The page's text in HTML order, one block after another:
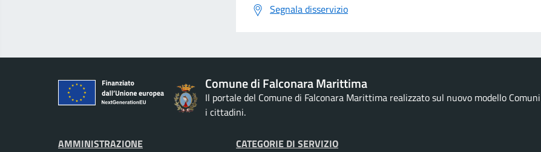
Segnala disservizio
Comune di Falconara Marittima
Il portale del Comune di Falconara Marittima realizzato sul nuovo modello
i cittadini.
AMMINISTRAZIONE CATEGORIE DI SERVIZIO